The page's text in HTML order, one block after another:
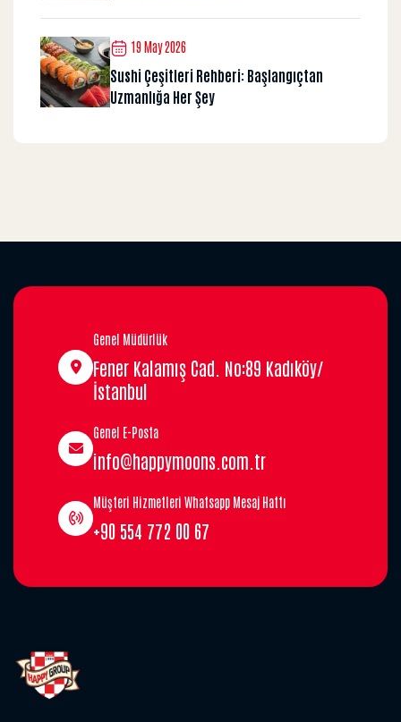
19 May 2026
Sushi Çeşitleri Rehberi: Başlangıçtan
Uzmanlığa Her Şey
Genel Müdürlük
Fener Kalamış Cad. No:89 Kadıköy/
İstanbul
Genel E-Posta
info@happymoons.com.tr
Müşteri Hizmetleri Whatsapp Mesaj Hattı
+90 554 772 00 67